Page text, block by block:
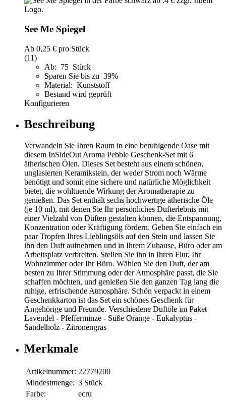
See Me Spiegel
Ab 0,25 € pro Stück
(11)
Ab: 75 Stück
Sparen Sie bis zu 39%
Material: Kunststoff
Bestand wird geprüft
Konfigurieren
Beschreibung
Verwandeln Sie Ihren Raum in eine beruhigende Oase mit
diesem InSideOut Aroma Pebble Geschenk-Set mit 6
ätherischen Ölen. Dieses Set besteht aus einem schönen,
unglasierten Keramikstein, der weder Strom noch Wärme
benötigt und somit eine sichere und natürliche Möglichkeit
bietet, die wohltuende Wirkung der Aromatherapie zu
genießen. Das Set enthält sechs hochwertige ätherische Öle
(je 10 ml), mit denen Sie Ihr persönliches Dufterlebnis mit
einer Vielzahl von Düften gestalten können, die Entspannung,
Konzentration oder Kräftigung fördern. Geben Sie einfach ein
paar Tropfen Ihres Lieblingsöls auf den Stein und lassen Sie
ihn den Duft aufnehmen und in Ihrem Zuhause, Büro oder am
Arbeitsplatz verbreiten. Stellen Sie ihn in Ihren Flur, Ihr
Wohnzimmer oder Ihr Büro. Wählen Sie den Duft, der am
besten zu Ihrer Stimmung oder der Atmosphäre passt, die Sie
schaffen möchten, und genießen Sie den ganzen Tag lang die
ruhige, erfrischende Atmosphäre. Schön verpackt in einem
Geschenkkarton ist das Set ein schönes Geschenk für
Angehörige und Freunde. Verschiedene Duftöle im Paket
Lavendel - Pfefferminze - Süße Orange - Eukalyptus -
Sandelholz - Zitronengras
Merkmale
Artikelnummer: 22779700
Mindestmenge: 3 Stück
Farbe:
ecru